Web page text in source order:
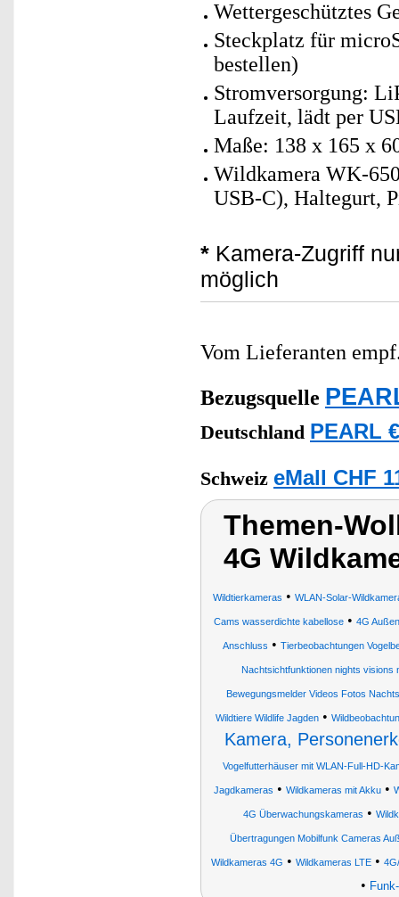
Wettergeschütztes
Steckplatz für
bestellen)
Stromversorgung:
Laufzeit, lädt per
Maße: 138 x 165 x
Wildkamera WK-
USB-C), Haltegurt,
* Kamera-Zugriff
möglich
Vom Lieferanten
Bezugsquelle
Deutschland PEARL
Schweiz eMall CHF
Themen-
4G
Wildtierkameras • WLAN-Solar-
Cams wasserdichte kabellose• 4G
Anschluss • Tierbeobachtungen
Nachtsichtfunktionen nights visions
Bewegungsmelder Videos Fotos
Wildtiere Wildlife Jagden•
Kamera,
Vogelfutterhäuser mit WLAN-Full-HD-
Jagdkameras • Wildkameras mit Akku•
4G Überwachungskameras •
Übertragungen Mobilfunk Cameras
Wildkameras 4G • Wildkameras LTE•
•